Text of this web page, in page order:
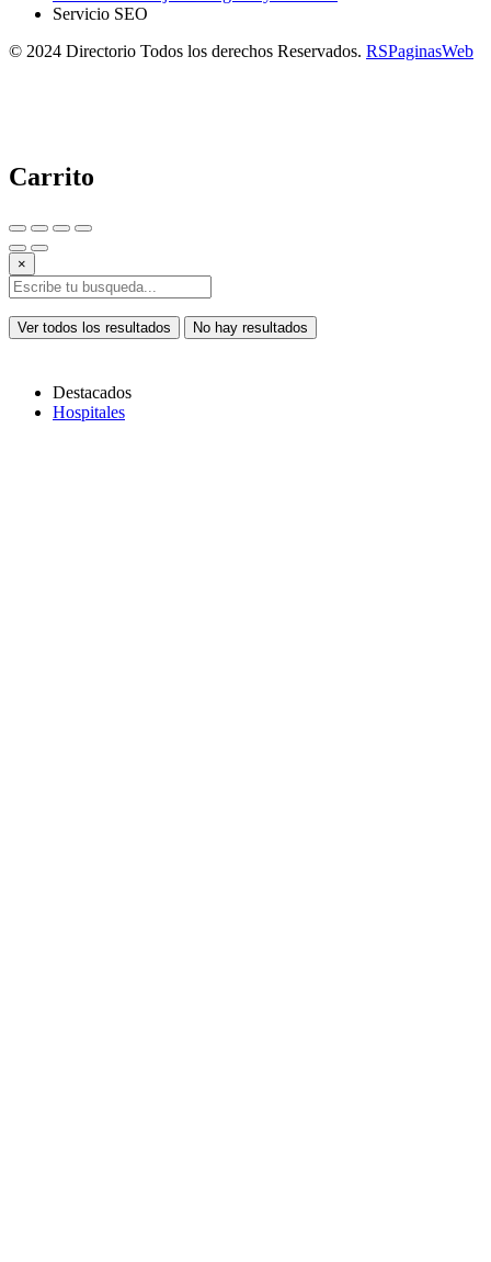
Servicio SEO
© 2024 Directorio Todos los derechos Reservados. RSPaginasWeb
Carrito
×
Ver todos los resultados No hay resultados
Destacados
Hospitales